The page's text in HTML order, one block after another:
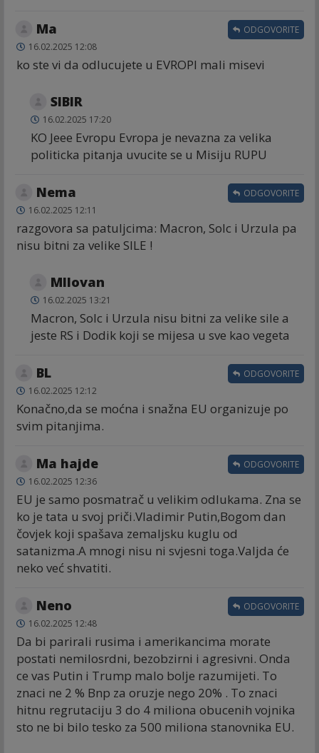
Ma
16.02.2025 12:08
ko ste vi da odlucujete u EVROPI mali misevi
ODGOVORITE
SIBIR
16.02.2025 17:20
KO Jeee Evropu Evropa je nevazna za velika
politicka pitanja uvucite se u Misiju RUPU
Nema
16.02.2025 12:11
razgovora sa patuljcima: Macron, Solc i Urzula pa
nisu bitni za velike SILE !
ODGOVORITE
MIlovan
16.02.2025 13:21
Macron, Solc i Urzula nisu bitni za velike sile a
jeste RS i Dodik koji se mijesa u sve kao vegeta
BL
16.02.2025 12:12
Konačno,da se moćna i snažna EU organizuje po
svim pitanjima.
ODGOVORITE
Ma hajde
16.02.2025 12:36
EU je samo posmatrač u velikim odlukama. Zna se
ko je tata u svoj priči.Vladimir Putin,Bogom dan
čovjek koji spašava zemaljsku kuglu od
satanizma.A mnogi nisu ni svjesni toga.Valjda će
neko već shvatiti.
ODGOVORITE
Neno
16.02.2025 12:48
Da bi parirali rusima i amerikancima morate
postati nemilosrdni, bezobzirni i agresivni. Onda
ce vas Putin i Trump malo bolje razumijeti. To
znaci ne 2 % Bnp za oruzje nego 20% . To znaci
hitnu regrutaciju 3 do 4 miliona obucenih vojnika
sto ne bi bilo tesko za 500 miliona stanovnika EU.
ODGOVORITE